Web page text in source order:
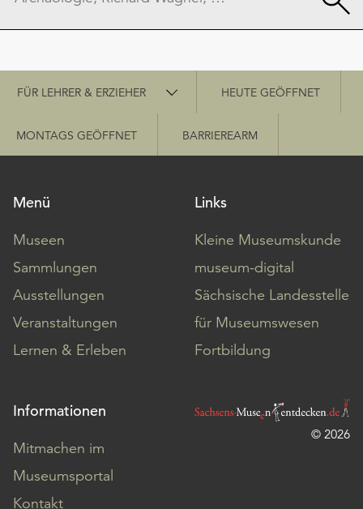
Schnellzugriff
FÜR LEHRER & ERZIEHER HEUTE GEÖFFNET
MONTAGS GEÖFFNET BARRIEREARM
Menü
Museen
Sammlungen
Ausstellungen
Veranstaltungen
Lernen & Erleben
Links
Kleine Museumskunde
museum-digital
Sächsische Landesstelle
für Museumswesen
Fortbildung
Informationen
Mitmachen im
Museumsportal
Kontakt
© 2026